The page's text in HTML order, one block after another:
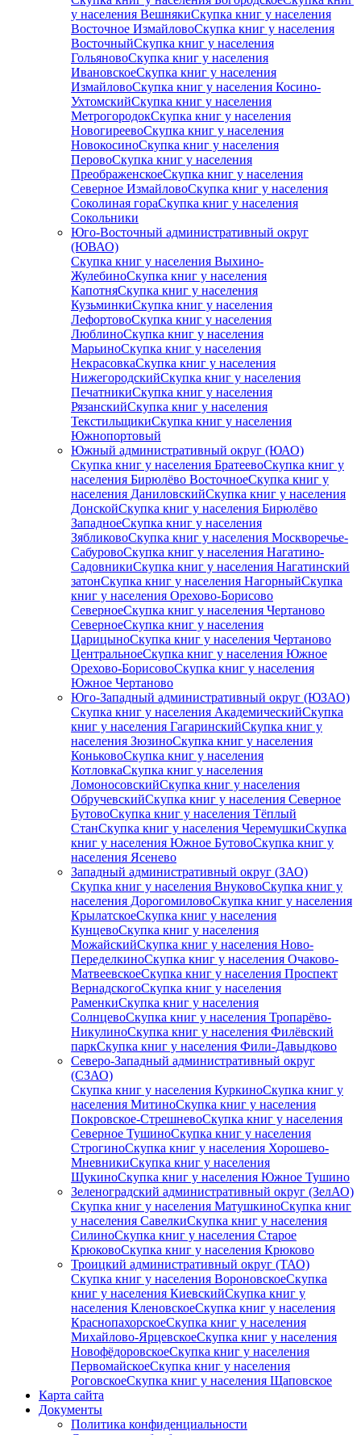
у населения ВешнякиСкупка книг у населения
Восточное ИзмайловоСкупка книг у населения
ВосточныйСкупка книг у населения
ГольяновоСкупка книг у населения
ИвановскоеСкупка книг у населения
ИзмайловоСкупка книг у населения Косино-
УхтомскийСкупка книг у населения
МетрогородокСкупка книг у населения
НовогиреевоСкупка книг у населения
НовокосиноСкупка книг у населения
ПеровоСкупка книг у населения
ПреображенскоеСкупка книг у населения
Северное ИзмайловоСкупка книг у населения
Соколиная гораСкупка книг у населения
Сокольники
Юго-Восточный административный округ
(ЮВАО)
Скупка книг у населения Выхино-
ЖулебиноСкупка книг у населения
КапотняСкупка книг у населения
КузьминкиСкупка книг у населения
ЛефортовоСкупка книг у населения
ЛюблиноСкупка книг у населения
МарьиноСкупка книг у населения
НекрасовкаСкупка книг у населения
НижегородскийСкупка книг у населения
ПечатникиСкупка книг у населения
РязанскийСкупка книг у населения
ТекстильщикиСкупка книг у населения
Южнопортовый
Южный административный округ (ЮАО)
Скупка книг у населения БратеевоСкупка книг у
населения Бирюлёво ВосточноеСкупка книг у
населения ДаниловскийСкупка книг у населения
ДонскойСкупка книг у населения Бирюлёво
ЗападноеСкупка книг у населения
ЗябликовоСкупка книг у населения Москворечье-
СабуровоСкупка книг у населения Нагатино-
СадовникиСкупка книг у населения Нагатинский
затонСкупка книг у населения НагорныйСкупка
книг у населения Орехово-Борисово
СеверноеСкупка книг у населения Чертаново
СеверноеСкупка книг у населения
ЦарицыноСкупка книг у населения Чертаново
ЦентральноеСкупка книг у населения Южное
Орехово-БорисовоСкупка книг у населения
Южное Чертаново
Юго-Западный административный округ (ЮЗАО)
Скупка книг у населения АкадемическийСкупка
книг у населения ГагаринскийСкупка книг у
населения ЗюзиноСкупка книг у населения
КоньковоСкупка книг у населения
КотловкаСкупка книг у населения
ЛомоносовскийСкупка книг у населения
ОбручевскийСкупка книг у населения Северное
БутовоСкупка книг у населения Тёплый
СтанСкупка книг у населения ЧеремушкиСкупка
книг у населения Южное БутовоСкупка книг у
населения Ясенево
Западный административный округ (ЗАО)
Скупка книг у населения ВнуковоСкупка книг у
населения ДорогомиловоСкупка книг у населения
КрылатскоеСкупка книг у населения
КунцевоСкупка книг у населения
МожайскийСкупка книг у населения Ново-
ПеределкиноСкупка книг у населения Очаково-
МатвеевскоеСкупка книг у населения Проспект
ВернадскогоСкупка книг у населения
РаменкиСкупка книг у населения
СолнцевоСкупка книг у населения Тропарёво-
НикулиноСкупка книг у населения Филёвский
паркСкупка книг у населения Фили-Давыдково
Северо-Западный административный округ
(СЗАО)
Скупка книг у населения КуркиноСкупка книг у
населения МитиноСкупка книг у населения
Покровское-СтрешневоСкупка книг у населения
Северное ТушиноСкупка книг у населения
СтрогиноСкупка книг у населения Хорошево-
МневникиСкупка книг у населения
ЩукиноСкупка книг у населения Южное Тушино
Зеленоградский административный округ (ЗелАО)
Скупка книг у населения МатушкиноСкупка книг
у населения СавелкиСкупка книг у населения
СилиноСкупка книг у населения Старое
КрюковоСкупка книг у населения Крюково
Троицкий административный округ (ТАО)
Скупка книг у населения ВороновскоеСкупка
книг у населения КиевскийСкупка книг у
населения КленовскоеСкупка книг у населения
КраснопахорскоеСкупка книг у населения
Михайлово-ЯрцевскоеСкупка книг у населения
НовофёдоровскоеСкупка книг у населения
ПервомайскоеСкупка книг у населения
РоговскоеСкупка книг у населения Щаповское
Карта сайта
Документы
Политика конфиденциальности